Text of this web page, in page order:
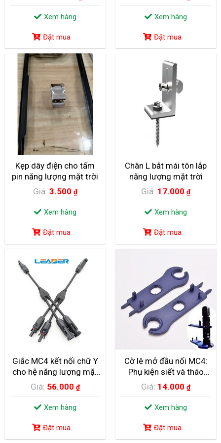
Xem hàng
Đặt mua
Xem hàng
Đặt mua
Kẹp dây điện cho tấm
pin năng lượng mặt trời
Giá: 3.500 ₫
Xem hàng
Đặt mua
Chân L bắt mái tôn lắp
năng lượng mặt trời
Giá: 17.000₫
Xem hàng
Đặt mua
Giắc MC4 kết nối chữ Y
cho hệ năng lượng mặt
trời
Giá: 56.000 ₫
Xem hàng
Đặt mua
Cờ lê mở đầu nối MC4:
Phụ kiện siết và tháo
Jack MC4 nhanh chóng
Giá: 14.000₫
Xem hàng
Đặt mua
ẤN TƯỢNG ÁO NĂNG LƯỢNG MẶT TRỜI CÓ THỂ
SẠC SMARTPHONE
Hình ảnh của những tấm pin năng lượng mặt trời cho tới nay có lẽ
không còn là...
CÁC SỰ CỐ THƯỜNG GẶP BÌNH NƯỚC NÓNG NĂNG
LƯỢNG MẶT TRỜI
chân...
Hướng dẫn đọc thông số hóa đơn tiền điện công tơ
Cách đọc thông số trên đồng hồ 2 chiều và hóa đơn tiền điện